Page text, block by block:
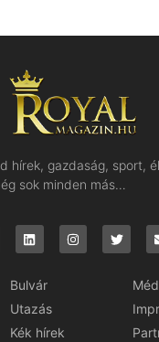
hírek, gazdaság, sport,
sok minden más…
Bulvár
Utazás
Kék hírek